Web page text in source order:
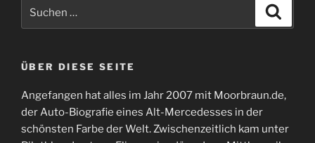
ÜBER DIESE SEITE
Angefangen hat alles im Jahr 2007 mit Moorbraun.de,
der Auto-Biografie eines Alt-Mercedesses in der
schönsten Farbe der Welt. Zwischenzeitlich kam unter